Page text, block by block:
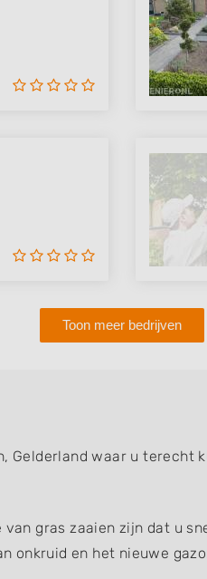
Toon meer bedrijven
Gelderland waar u terecht
gras zaaien zijn dat u
onkruid en het nieuwe